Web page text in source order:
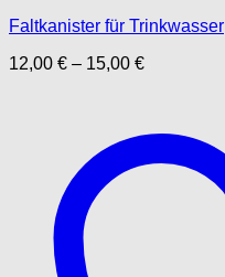
Faltkanister für Trinkwasser
12,00 € – 15,00 €